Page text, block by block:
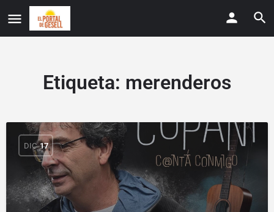
Etiqueta: merenderos
DIC 17